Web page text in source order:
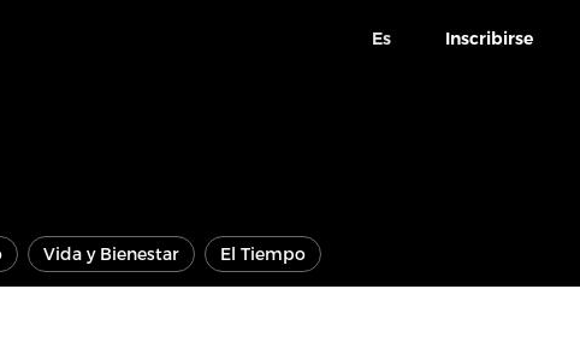
Es Inscribirse
Vida y Bienestar El Tiempo